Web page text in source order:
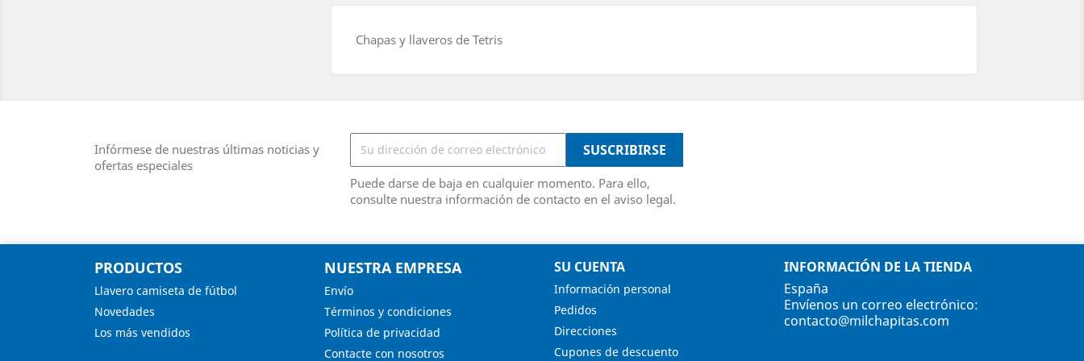
Chapas y llaveros de Tetris
Infórmese de nuestras últimas noticias y
ofertas especiales
Puede darse de baja en cualquier momento. Para ello,
consulte nuestra información de contacto en el aviso legal.
PRODUCTOS
Llavero camiseta de fútbol
Novedades
Los más vendidos
NUESTRA EMPRESA
Envío
Términos y condiciones
Política de privacidad
Contacte con nosotros
SU CUENTA
Información personal
Pedidos
Direcciones
Cupones de descuento
INFORMACIÓN DE LA TIENDA
España
Envíenos un correo electrónico:
contacto@milchapitas.com